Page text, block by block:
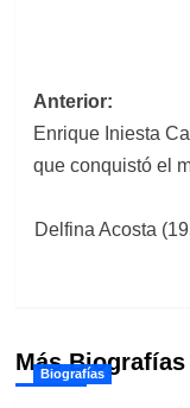
de
entradas
Anterior:
Enrique Iniesta
que conquistó el
Delfina Acosta
Más Biografías
Biografías